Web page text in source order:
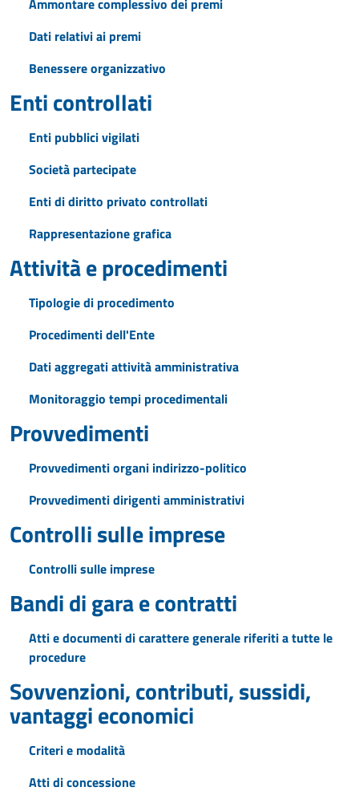
Ammontare complessivo dei premi
Dati relativi ai premi
Benessere organizzativo
Enti controllati
Enti pubblici vigilati
Società partecipate
Enti di diritto privato controllati
Rappresentazione grafica
Attività e procedimenti
Tipologie di procedimento
Procedimenti dell'Ente
Dati aggregati attività amministrativa
Monitoraggio tempi procedimentali
Provvedimenti
Provvedimenti organi indirizzo-politico
Provvedimenti dirigenti amministrativi
Controlli sulle imprese
Controlli sulle imprese
Bandi di gara e contratti
Atti e documenti di carattere generale riferiti a tutte le
procedure
Sovvenzioni, contributi, sussidi,
vantaggi economici
Criteri e modalità
Atti di concessione